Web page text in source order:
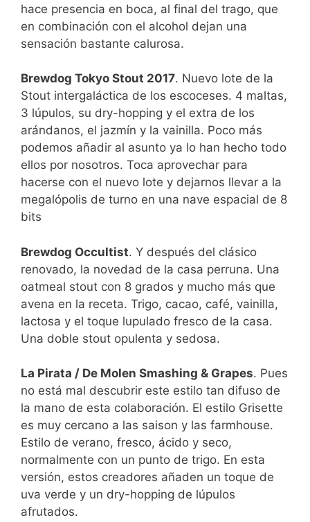
hace presencia en boca, al final del trago, que
en combinación con el alcohol dejan una
sensación bastante calurosa.
Brewdog Tokyo Stout 2017. Nuevo lote de la
Stout intergaláctica de los escoceses. 4 maltas,
3 lúpulos, su dry-hopping y el extra de los
arándanos, el jazmín y la vainilla. Poco más
podemos añadir al asunto ya lo han hecho todo
ellos por nosotros. Toca aprovechar para
hacerse con el nuevo lote y dejarnos llevar a la
megalópolis de turno en una nave espacial de 8
bits
Brewdog Occultist. Y después del clásico
renovado, la novedad de la casa perruna. Una
oatmeal stout con 8 grados y mucho más que
avena en la receta. Trigo, cacao, café, vainilla,
lactosa y el toque lupulado fresco de la casa.
Una doble stout opulenta y sedosa.
La Pirata / De Molen Smashing & Grapes. Pues
no está mal descubrir este estilo tan difuso de
la mano de esta colaboración. El estilo Grisette
es muy cercano a las saison y las farmhouse.
Estilo de verano, fresco, ácido y seco,
normalmente con un punto de trigo. En esta
versión, estos creadores añaden un toque de
uva verde y un dry-hopping de lúpulos
afrutados.